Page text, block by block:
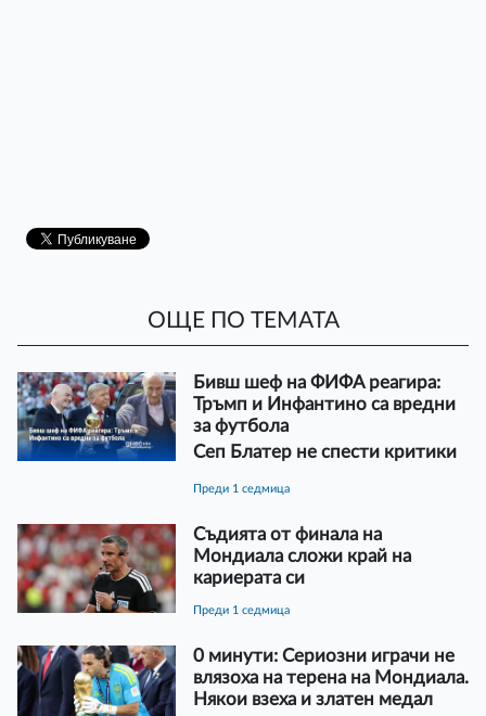
ОЩЕ ПО ТЕМАТА
Бивш шеф на ФИФА реагира:
Тръмп и Инфантино са вредни
за футбола
Сеп Блатер не спести критики
преди 1 седмица
Съдията от финала на
Мондиала сложи край на
кариерата си
преди 1 седмица
0 минути: Сериозни играчи не
влязоха на терена на Мондиала.
Някои взеха и златен медал